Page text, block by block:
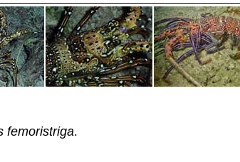
femoristriga.